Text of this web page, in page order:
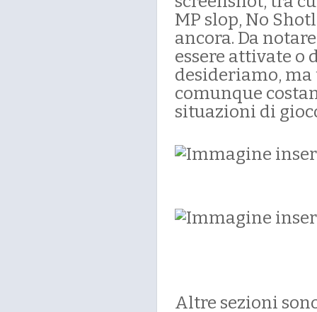
MP slop, No
ancora. Da
essere attivate
desideriamo,
comunque
situazioni di
Altre sezioni